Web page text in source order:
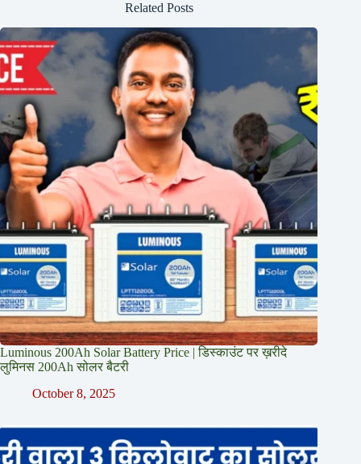
Related Posts
Luminous 200Ah Solar Battery Price​ | डिस्काउंट पर ख़रीदे
लुमिनस 200Ah सोलर बैटरी
October 8, 2025